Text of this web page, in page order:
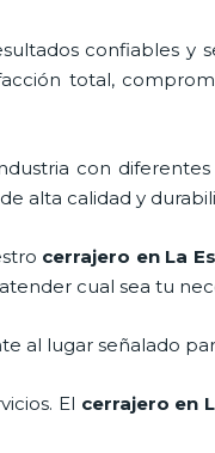
confiables y
total,
con diferentes
alta calidad y
cerrajero en La
cual sea tu
al lugar señalado
El cerrajero en